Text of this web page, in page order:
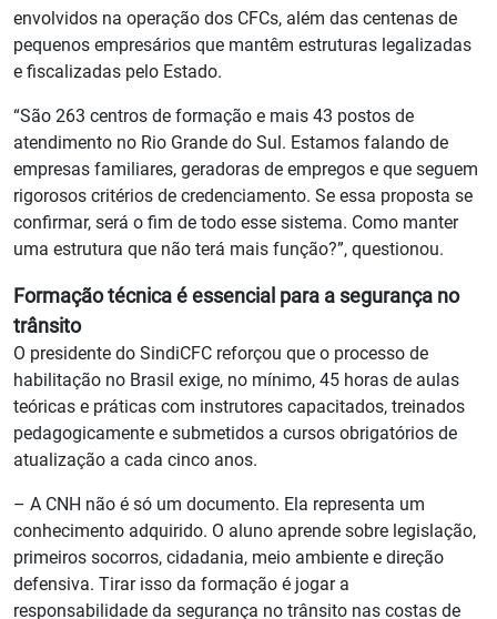
envolvidos na operação dos CFCs, além das centenas de
pequenos empresários que mantêm estruturas legalizadas
e fiscalizadas pelo Estado.
“São 263 centros de formação e mais 43 postos de
atendimento no Rio Grande do Sul. Estamos falando de
empresas familiares, geradoras de empregos e que seguem
rigorosos critérios de credenciamento. Se essa proposta se
confirmar, será o fim de todo esse sistema. Como manter
uma estrutura que não terá mais função?”, questionou.
Formação técnica é essencial para a segurança no
trânsito
O presidente do SindiCFC reforçou que o processo de
habilitação no Brasil exige, no mínimo, 45 horas de aulas
teóricas e práticas com instrutores capacitados, treinados
pedagogicamente e submetidos a cursos obrigatórios de
atualização a cada cinco anos.
– A CNH não é só um documento. Ela representa um
conhecimento adquirido. O aluno aprende sobre legislação,
primeiros socorros, cidadania, meio ambiente e direção
defensiva. Tirar isso da formação é jogar a
responsabilidade da segurança no trânsito nas costas de